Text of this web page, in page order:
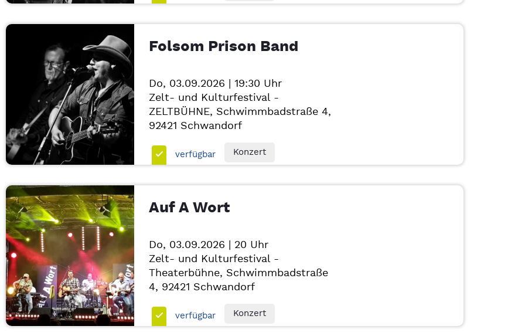
Folsom Prison Band
Do, 03.09.2026 | 19:30 Uhr
Zelt- und Kulturfestival -
ZELTBÜHNE, Schwimmbadstraße 4,
92421 Schwandorf
verfügbar Konzert
Auf A Wort
Do, 03.09.2026 | 20 Uhr
Zelt- und Kulturfestival -
Theaterbühne, Schwimmbadstraße
4, 92421 Schwandorf
verfügbar Konzert